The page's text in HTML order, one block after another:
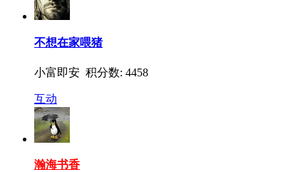
不想在家喂猪
小富即安 积分数: 4458
互动
瀚海书香